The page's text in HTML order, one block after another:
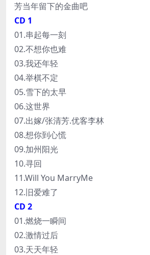
芳当年留下的金曲吧
CD 1
01.串起每一刻
02.不想你也难
03.我还年轻
04.举棋不定
05.雪下的太早
06.这世界
07.出嫁/张清芳.优客李林
08.想你到心慌
09.加州阳光
10.寻回
11.Will You MarryMe
12.旧爱难了
CD 2
01.燃烧一瞬间
02.激情过后
03.天天年轻